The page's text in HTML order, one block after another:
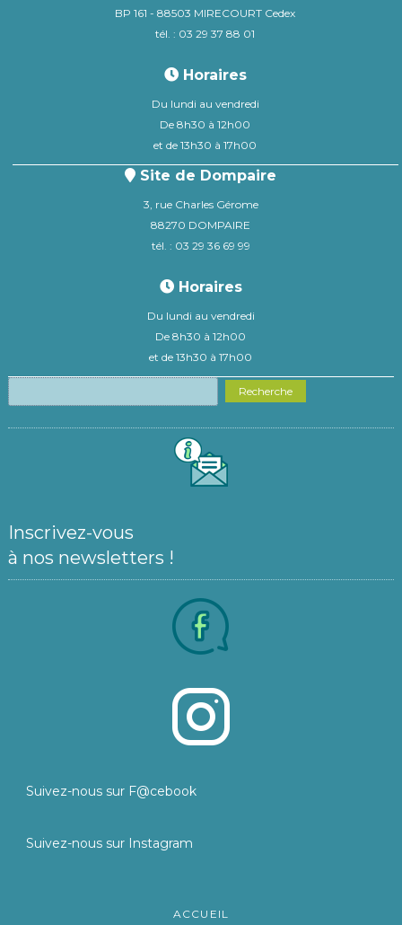
BP 161 - 88503 MIRECOURT Cedex
tél. : 03 29 37 88 01
Horaires
Du lundi au vendredi
De 8h30 à 12h00
et de 13h30 à 17h00
Site de Dompaire
3, rue Charles Gérome
88270 DOMPAIRE
tél. : 03 29 36 69 99
Horaires
Du lundi au vendredi
De 8h30 à 12h00
et de 13h30 à 17h00
Recherche
Inscrivez-vous
à nos newsletters !
Suivez-nous sur F@cebook
Suivez-nous sur Instagram
ACCUEIL